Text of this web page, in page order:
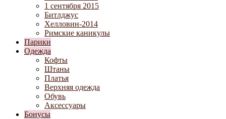
1 сентября 2015
Битлджус
Хелловин-2014
Римские каникулы
Парики
Одежда
Кофты
Штаны
Платья
Верхняя одежда
Обувь
Аксессуары
Бонусы